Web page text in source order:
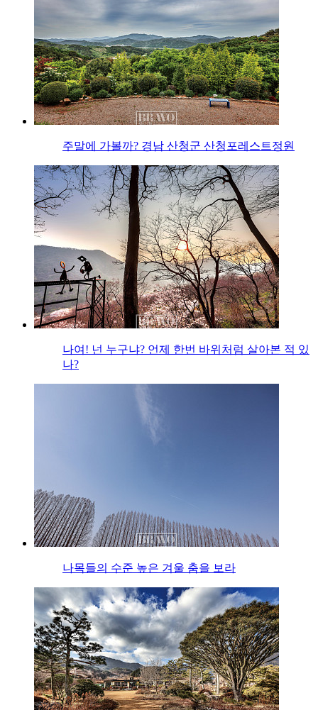
주말에 가볼까? 경남 산청군 산청포레스트정원
나여! 넌 누구냐? 언제 한번 바위처럼 살아본 적 있
나?
나목들의 수준 높은 겨울 춤을 보라